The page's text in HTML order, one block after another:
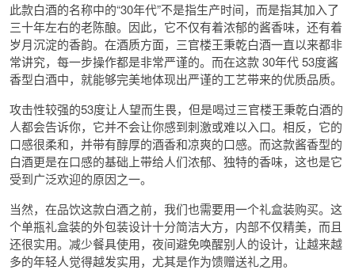
此款白酒的名称中的“30年代”不是指生产时间，而是指其加入了
三十年左右的老陈酿。因此，它不仅有着浓郁的酱香味，还有着
岁月沉淀的香韵。在酒质方面，三官楼王秉乾白酒一直以来都非
常讲究，每一步操作都是非常严谨的。而在这款 30年代 53度酱
香型白酒中，就能够完美地体现出严谨的工艺带来的优质品质。
攻击性较强的53度让人望而生畏，但是喝过三官楼王秉乾白酒的
人都会告诉你，它并不会让你感到刺激或难以入口。相反，它的
口感很柔和，并带有醇厚的酒香和凉爽的口感。而这款酱香型的
白酒更是在口感的基础上带给人们浓郁、独特的香味，这也是它
受到广泛欢迎的原因之一。
当然，在品饮这款白酒之前，我们也需要用一个礼盒装购买。这
个单瓶礼盒装的外包装设计十分简洁大方，内部不仅精美，而且
还很实用。减少餐具使用，夜间避免唤醒别人的设计，让越来越
多的年轻人觉得越发实用，尤其是作为馈赠送礼之用。